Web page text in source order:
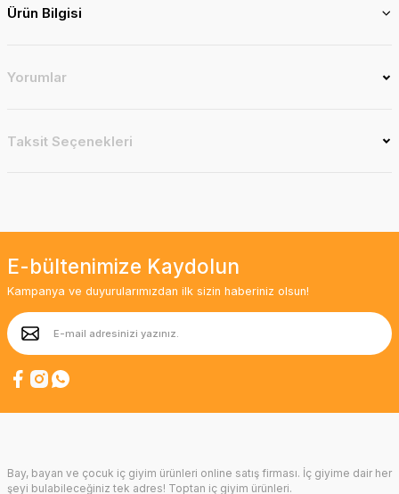
Ürün Bilgisi
Yorumlar
Taksit Seçenekleri
E-bültenimize Kaydolun
Kampanya ve duyurularımızdan ilk sizin haberiniz olsun!
Bay, bayan ve çocuk iç giyim ürünleri online satış firması. İç giyime dair her
şeyi bulabileceğiniz tek adres! Toptan iç giyim ürünleri.